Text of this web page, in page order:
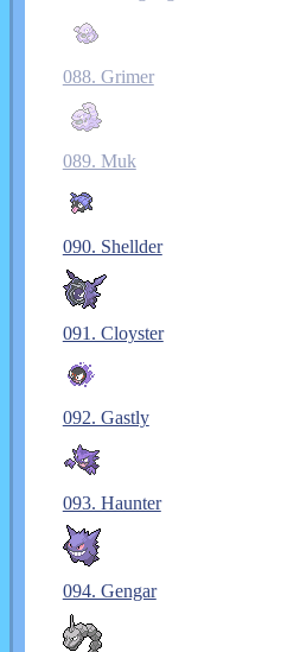
088. Grimer
089. Muk
090. Shellder
091. Cloyster
092. Gastly
093. Haunter
094. Gengar